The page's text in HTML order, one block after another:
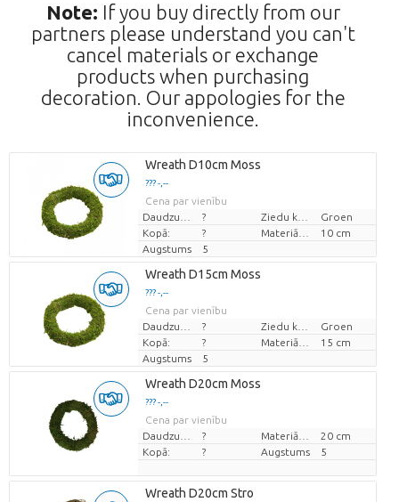
Note: If you buy directly from our
partners please understand you can't
cancel materials or exchange
products when purchasing
decoration. Our appologies for the
inconvenience.
Wreath D10cm Moss
??? -,--
Cena par vienību
?
Groen
Kopā:
?
10 cm
Augstums
5
Wreath D15cm Moss
??? -,--
Cena par vienību
?
Groen
Kopā:
?
15 cm
Augstums
5
Wreath D20cm Moss
??? -,--
Cena par vienību
?
20 cm
Kopā:
? Augstums 5
Wreath D20cm Stro